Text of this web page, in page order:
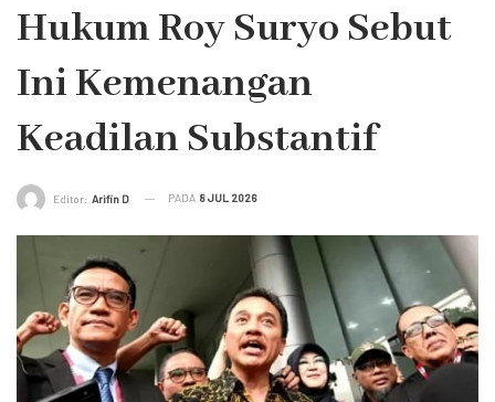
Hukum Roy Suryo Sebut
Ini Kemenangan
Keadilan Substantif
Editor: Arifin D PADA 8 JUL 2026